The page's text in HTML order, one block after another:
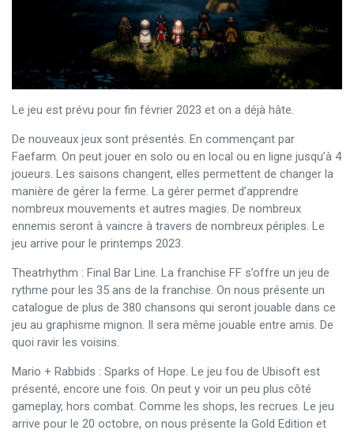
Le jeu est prévu pour fin février 2023 et on a déjà hâte.
De nouveaux jeux sont présentés. En commençant par
Faefarm. On peut jouer en solo ou en local ou en ligne jusqu’à 4
joueurs. Les saisons changent, elles permettent de changer la
manière de gérer la ferme. La gérer permet d’apprendre
nombreux mouvements et autres magies. De nombreux
ennemis seront à vaincre à travers de nombreux périples. Le
jeu arrive pour le printemps 2023.
Theatrhythm : Final Bar Line. La franchise FF s’offre un jeu de
rythme pour les 35 ans de la franchise. On nous présente un
catalogue de plus de 380 chansons qui seront jouable dans ce
jeu au graphisme mignon. Il sera même jouable entre amis. De
quoi ravir les voisins.
Mario + Rabbids : Sparks of Hope. Le jeu fou de Ubisoft est
présenté, encore une fois. On peut y voir un peu plus côté
gameplay, hors combat. Comme les shops, les recrues. Le jeu
arrive pour le 20 octobre, on nous présente la Gold Edition et